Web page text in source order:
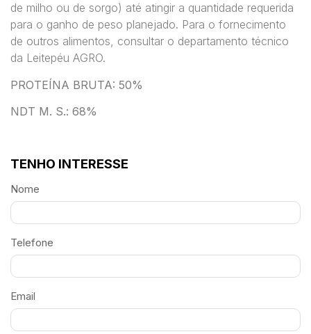
de milho ou de sorgo) até atingir a quantidade requerida
para o ganho de peso planejado. Para o fornecimento
de outros alimentos, consultar o departamento técnico
da Leitepéu AGRO.
PROTEÍNA BRUTA: 50%
NDT M. S.: 68%
TENHO INTERESSE
Nome
Telefone
Email